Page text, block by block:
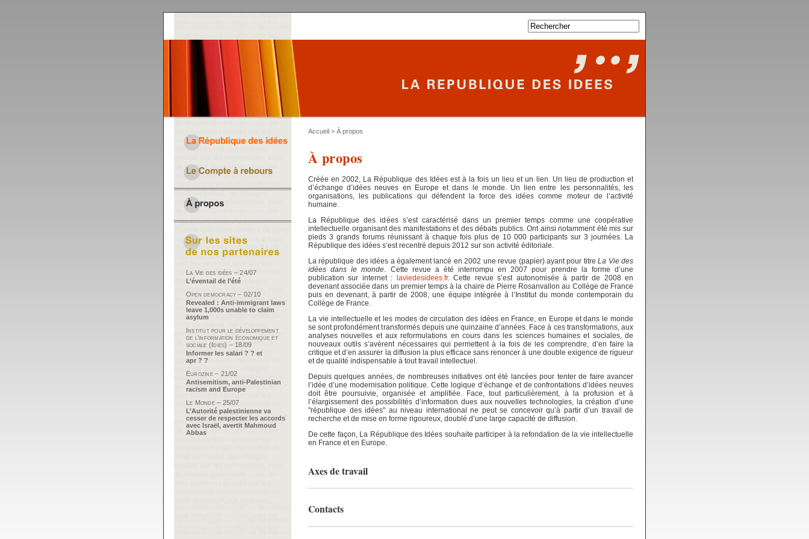
Accueil > À propos
À propos
Créée en 2002, La République des Idées est à la fois un lieu et un lien. Un lieu de production et
d’échange d’idées neuves en Europe et dans le monde. Un lien entre les personnalités, les
organisations, les publications qui défendent la force des idées comme moteur de l’activité
humaine.
La République des idées s’est caractérisé dans un premier temps comme une coopérative
intellectuelle organisant des manifestations et des débats publics. Ont ainsi notamment été mis sur
pieds 3 grands forums réunissant à chaque fois plus de 10 000 participants sur 3 journées. La
République des idées s’est recentré depuis 2012 sur son activité éditoriale.
La république des idées a également lancé en 2002 une revue (papier) ayant pour titreLa Vie des
idées dans le monde . Cette revue a été interrompu en 2007 pour prendre la forme d’une
publication sur internet : laviedesidees.fr. Cette revue s’est autonomisée à partir de 2008 en
devenant associée dans un premier temps à la chaire de Pierre Rosanvallon au Collège de France
puis en devenant, à partir de 2008, une équipe intégrée à l’Institut du monde contemporain du
Collège de France.
La vie intellectuelle et les modes de circulation des idées en France, en Europe et dans le monde
se sont profondément transformés depuis une quinzaine d’années. Face à ces transformations, aux
analyses nouvelles et aux reformulations en cours dans les sciences humaines et sociales, de
nouveaux outils s’avèrent nécessaires qui permettent à la fois de les comprendre, d’en faire la
critique et d’en assurer la diffusion la plus efficace sans renoncer à une double exigence de rigueur
et de qualité indispensable à tout travail intellectuel.
Depuis quelques années, de nombreuses initiatives ont été lancées pour tenter de faire avancer
l’idée d’une modernisation politique. Cette logique d’échange et de confrontations d’idées neuves
doit être poursuivie, organisée et amplifiée. Face, tout particulièrement, à la profusion et à
l’élargissement des possibilités d’information dues aux nouvelles technologies, la création d’une
"république des idées" au niveau international ne peut se concevoir qu’à partir d’un travail de
recherche et de mise en forme rigoureux, doublé d’une large capacité de diffusion.
De cette façon, La République des Idées souhaite participer à la refondation de la vie intellectuelle
en France et en Europe.
Axes de travail
Contacts
La Vie des idées – 24/07
L’éventail de l’été
Open democracy – 02/10
Revealed : Anti-immigrant laws
leave 1,000s unable to claim
asylum
Institut pour le développement
de l’information économique et
sociale (Idies) – 18/09
Informer les salari ? ? et
apr ? ?
Eurozine – 21/02
Antisemitism, anti-Palestinian
racism and Europe
Le Monde – 25/07
L’Autorité palestinienne va
cesser de respecter les accords
avec Israël, avertit Mahmoud
Abbas